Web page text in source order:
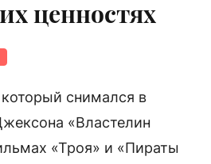
ценностях
снимался в
«Властелин
«Троя» и «Пираты